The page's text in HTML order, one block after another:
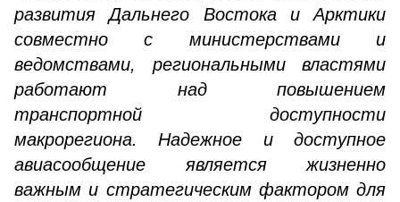
развития Дальнего Востока и Арктики
совместно с министерствами и
ведомствами, региональными властями
работают над повышением
транспортной доступности
макрорегиона. Надежное и доступное
авиасообщение является жизненно
важным и стратегическим фактором для